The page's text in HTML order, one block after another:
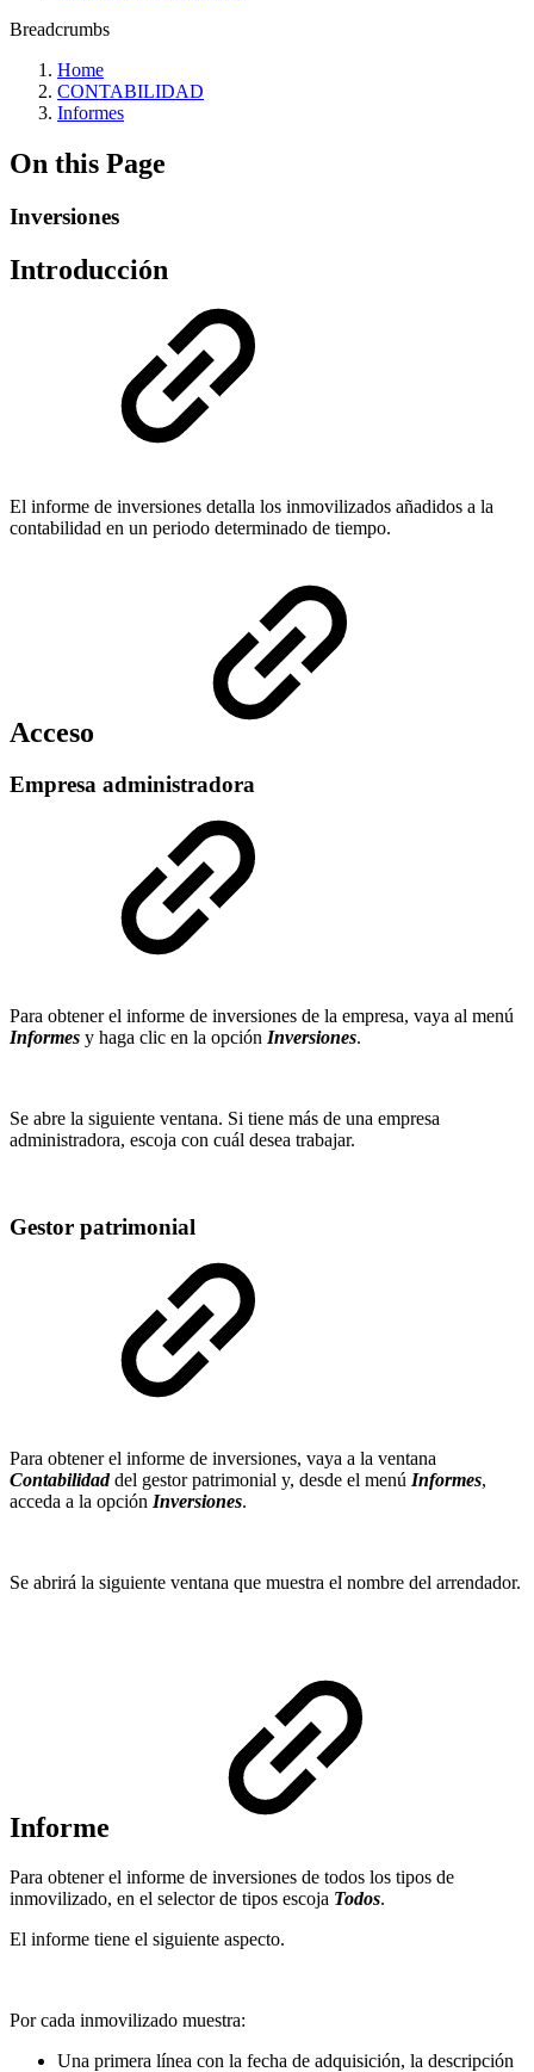
Breadcrumbs
Home
CONTABILIDAD
Informes
On this Page
Inversiones
Introducción
El informe de inversiones detalla los inmovilizados añadidos a la
contabilidad en un periodo determinado de tiempo.
Acceso
Empresa administradora
Para obtener el informe de inversiones de la empresa, vaya al menú
Informes y haga clic en la opción Inversiones.
Se abre la siguiente ventana. Si tiene más de una empresa
administradora, escoja con cuál desea trabajar.
Gestor patrimonial
Para obtener el informe de inversiones, vaya a la ventana
Contabilidaddel gestor patrimonial y, desde el menú Informes,
acceda a la opción Inversiones.
Se abrirá la siguiente ventana que muestra el nombre del arrendador.
Informe
Para obtener el informe de inversiones de todos los tipos de
inmovilizado, en el selector de tipos escoja Todos.
El informe tiene el siguiente aspecto.
Por cada inmovilizado muestra:
Una primera línea con la fecha de adquisición, la descripción